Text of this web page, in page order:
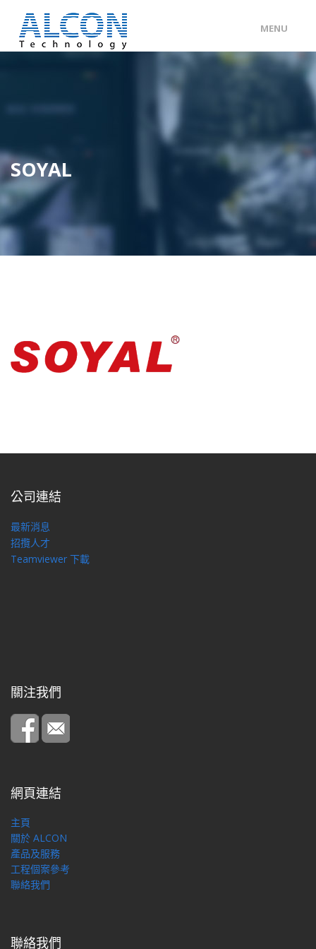
MENU
ENG / 中文
產品及服務
工程個案
聯絡我們
SOYAL
公司連結
最新消息
招攬人才
Teamviewer 下載
關注我們
網頁連結
主頁
關於 ALCON
產品及服務
工程個案參考
聯絡我們
聯絡我們